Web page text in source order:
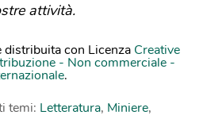
attività.
distribuita con Licenza Creative
- Non commerciale -
.
temi: Letteratura, Miniere,